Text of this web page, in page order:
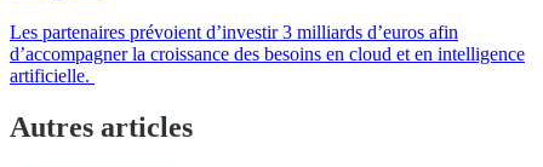
Les partenaires prévoient d’investir 3 milliards d’euros afin
d’accompagner la croissance des besoins en cloud et en intelligence
artificielle.
Autres articles